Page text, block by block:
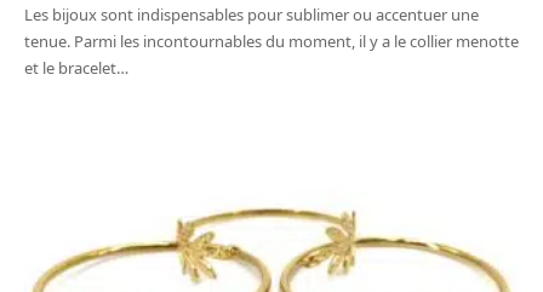
Les bijoux sont indispensables pour sublimer ou accentuer une
tenue. Parmi les incontournables du moment, il y a le collier menotte
et le bracelet…